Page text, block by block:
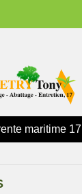
maritime 17